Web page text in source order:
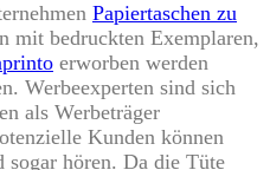
Papiertaschen zu
mit bedruckten Exemplaren,
erworben werden
Werbeexperten sind sich
als Werbeträger
Kunden können
sogar hören. Da die Tüte